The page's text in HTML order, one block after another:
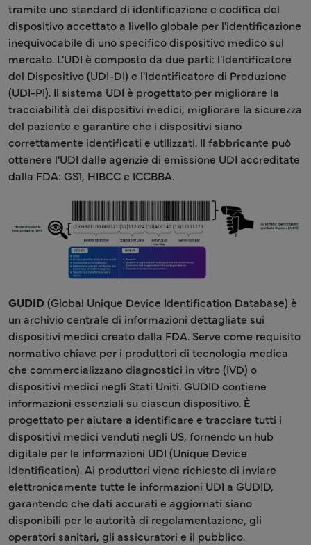
tramite uno standard di identificazione e codifica del
dispositivo accettato a livello globale per l'identificazione
inequivocabile di uno specifico dispositivo medico sul
mercato. L'UDI è composto da due parti: l'Identificatore
del Dispositivo (UDI-DI) e l'Identificatore di Produzione
(UDI-PI). Il sistema UDI è progettato per migliorare la
tracciabilità dei dispositivi medici, migliorare la sicurezza
del paziente e garantire che i dispositivi siano
correttamente identificati e utilizzati. Il fabbricante può
ottenere l'UDI dalle agenzie di emissione UDI accreditate
dalla FDA: GS1, HIBCC e ICCBBA.
GUDID(Global Unique Device Identification Database) è
un archivio centrale di informazioni dettagliate sui
dispositivi medici creato dalla FDA. Serve come requisito
normativo chiave per i produttori di tecnologia medica
che commercializzano diagnostici in vitro (IVD) o
dispositivi medici negli Stati Uniti. GUDID contiene
informazioni essenziali su ciascun dispositivo. È
progettato per aiutare a identificare e tracciare tutti i
dispositivi medici venduti negli US, fornendo un hub
digitale per le informazioni UDI (Unique Device
Identification). Ai produttori viene richiesto di inviare
elettronicamente tutte le informazioni UDI a GUDID,
garantendo che dati accurati e aggiornati siano
disponibili per le autorità di regolamentazione, gli
operatori sanitari, gli assicuratori e il pubblico.